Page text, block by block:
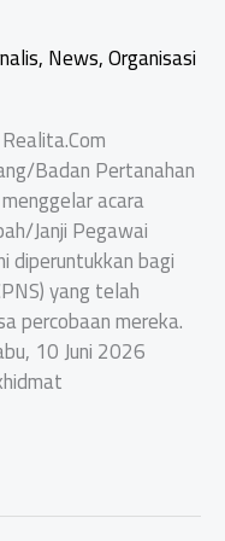
,News,Organisasi
Badan Pertanahan
acara
Janji Pegawai
diperuntukkan bagi
yang telah
percobaan mereka.
10 Juni 2026